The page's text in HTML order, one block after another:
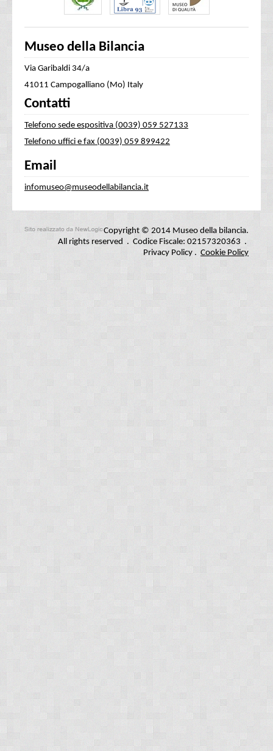
Museo della Bilancia
Via Garibaldi 34/a
41011 Campogalliano (Mo) Italy
Contatti
Telefono sede espositiva (0039) 059 527133
Telefono uffici e fax (0039) 059 899422
Email
infomuseo@museodellabilancia.it
Copyright © 2014 Museo della bilancia.
All rights reserved . Codice Fiscale: 02157320363 .
Privacy Policy . Cookie Policy